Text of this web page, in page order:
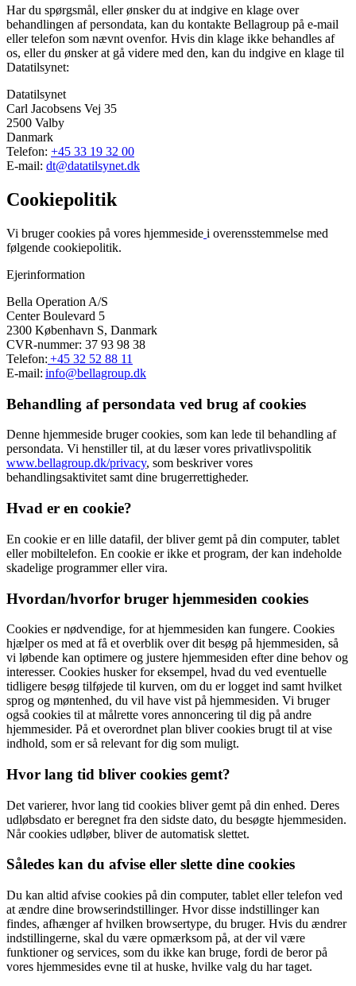
Har du spørgsmål, eller ønsker du at indgive en klage over
behandlingen af persondata, kan du kontakte Bellagroup på e-mail
eller telefon som nævnt ovenfor. Hvis din klage ikke behandles af
os, eller du ønsker at gå videre med den, kan du indgive en klage til
Datatilsynet:
Datatilsynet
Carl Jacobsens Vej 35
2500 Valby
Danmark
Telefon: +45 33 19 32 00
E-mail: dt@datatilsynet.dk
Cookiepolitik
Vi bruger cookies på vores hjemmeside i overensstemmelse med
følgende cookiepolitik.
Ejerinformation
Bella Operation A/S
Center Boulevard 5
2300 København S, Danmark
CVR-nummer: 37 93 98 38
Telefon: +45 32 52 88 11
E-mail: info@bellagroup.dk
Behandling af persondata ved brug af cookies
Denne hjemmeside bruger cookies, som kan lede til behandling af
persondata. Vi henstiller til, at du læser vores privatlivspolitik
www.bellagroup.dk/privacy, som beskriver vores
behandlingsaktivitet samt dine brugerrettigheder.
Hvad er en cookie?
En cookie er en lille datafil, der bliver gemt på din computer, tablet
eller mobiltelefon. En cookie er ikke et program, der kan indeholde
skadelige programmer eller vira.
Hvordan/hvorfor bruger hjemmesiden cookies
Cookies er nødvendige, for at hjemmesiden kan fungere. Cookies
hjælper os med at få et overblik over dit besøg på hjemmesiden, så
vi løbende kan optimere og justere hjemmesiden efter dine behov og
interesser. Cookies husker for eksempel, hvad du ved eventuelle
tidligere besøg tilføjede til kurven, om du er logget ind samt hvilket
sprog og møntenhed, du vil have vist på hjemmesiden. Vi bruger
også cookies til at målrette vores annoncering til dig på andre
hjemmesider. På et overordnet plan bliver cookies brugt til at vise
indhold, som er så relevant for dig som muligt.
Hvor lang tid bliver cookies gemt?
Det varierer, hvor lang tid cookies bliver gemt på din enhed. Deres
udløbsdato er beregnet fra den sidste dato, du besøgte hjemmesiden.
Når cookies udløber, bliver de automatisk slettet.
Således kan du afvise eller slette dine cookies
Du kan altid afvise cookies på din computer, tablet eller telefon ved
at ændre dine browserindstillinger. Hvor disse indstillinger kan
findes, afhænger af hvilken browsertype, du bruger. Hvis du ændrer
indstillingerne, skal du være opmærksom på, at der vil være
funktioner og services, som du ikke kan bruge, fordi de beror på
vores hjemmesides evne til at huske, hvilke valg du har taget.